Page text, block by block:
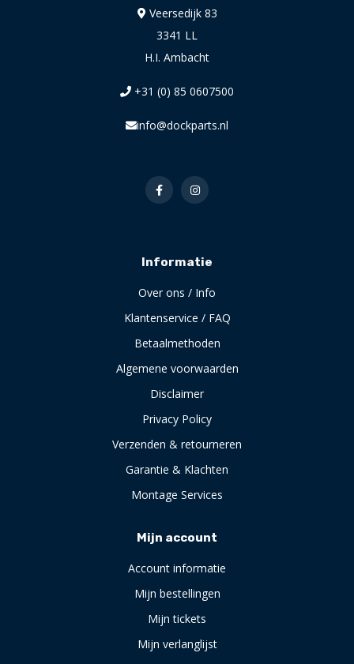
Veersedijk 83
3341 LL
H.I. Ambacht
+31 (0) 85 0607500
info@dockparts.nl
Informatie
Over ons / Info
Klantenservice / FAQ
Betaalmethoden
Algemene voorwaarden
Disclaimer
Privacy Policy
Verzenden & retourneren
Garantie & Klachten
Montage Services
Mijn account
Account informatie
Mijn bestellingen
Mijn tickets
Mijn verlanglijst